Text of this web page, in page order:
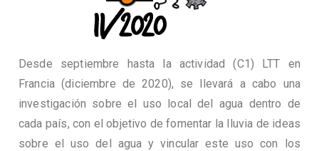
Desde septiembre hasta la actividad (C1) LTT en
Francia (diciembre de 2020), se llevará a cabo una
investigación sobre el uso local del agua dentro de
cada país, con el objetivo de fomentar la lluvia de ideas
sobre el uso del agua y vincular este uso con los